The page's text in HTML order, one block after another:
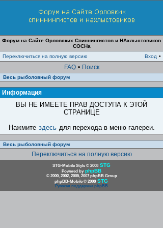
Форум на Сайте Орловских Спиннингистов и НАхлыстовиков
СОСНа
Переключиться на полную версию
Вход •
FAQ • Поиск
Весь рыболовный форум
Информация
ВЫ НЕ ИМЕЕТЕ ПРАВ ДОСТУПА К ЭТОЙ
СТРАНИЦЕ
Нажмите здесь для перехода в меню галереи.
Весь рыболовный форум
Переключиться на полную версию
STG-Mobile Style © 2008 STG
Powered by phpBB
© 2000, 2002, 2005, 2007 phpBB Group
phpBB-Mobile © 2008 STG
Русская поддержка phpBB